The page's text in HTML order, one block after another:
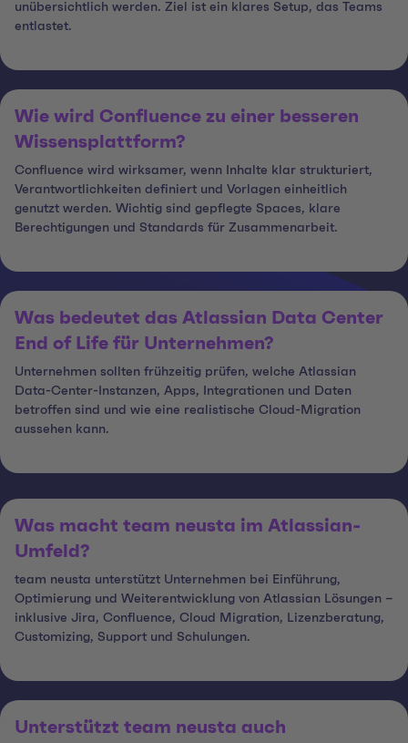
unübersichtlich werden. Ziel ist ein klares Setup, das Teams
entlastet.
Wie wird Confluence zu einer besseren
Wissensplattform?
Confluence wird wirksamer, wenn Inhalte klar strukturiert,
Verantwortlichkeiten definiert und Vorlagen einheitlich
genutzt werden. Wichtig sind gepflegte Spaces, klare
Berechtigungen und Standards für Zusammenarbeit.
Was bedeutet das Atlassian Data Center
End of Life für Unternehmen?
Unternehmen sollten frühzeitig prüfen, welche Atlassian
Data-Center-Instanzen, Apps, Integrationen und Daten
betroffen sind und wie eine realistische Cloud-Migration
aussehen kann.
Was macht team neusta im Atlassian-
Umfeld?
team neusta unterstützt Unternehmen bei Einführung,
Optimierung und Weiterentwicklung von Atlassian Lösungen –
inklusive Jira, Confluence, Cloud Migration, Lizenzberatung,
Customizing, Support und Schulungen.
Unterstützt team neusta auch